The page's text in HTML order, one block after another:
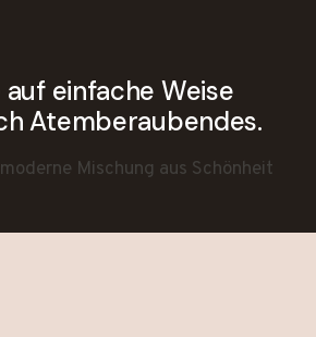
auf einfache Weise
Atemberaubendes.
Mischung aus Schönheit